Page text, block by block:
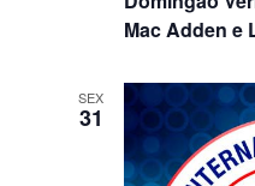
Mac Adden e
SEX
31